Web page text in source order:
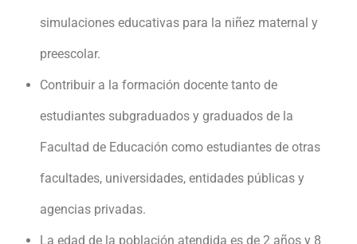
simulaciones educativas para la niñez maternal y
preescolar.
Contribuir a la formación docente tanto de
estudiantes subgraduados y graduados de la
Facultad de Educación como estudiantes de otras
facultades, universidades, entidades públicas y
agencias privadas.
La edad de la población atendida es de 2 años y 8